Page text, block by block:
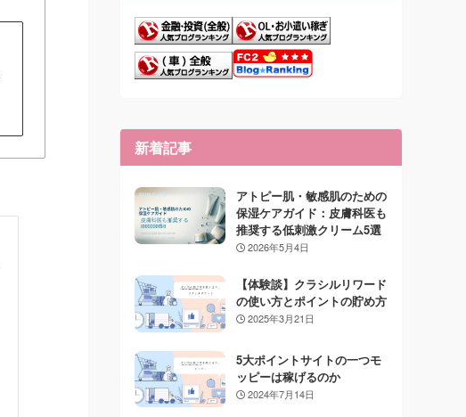
新着記事
アトピー肌・敏感肌のための
保湿ケアガイド：皮膚科医も
推奨する低刺激クリーム5選
2026年5月4日
【体験談】クラシルリワード
の使い方とポイントの貯め方
2025年3月21日
5大ポイントサイトの一つモ
ッピーは稼げるのか
2024年7月14日